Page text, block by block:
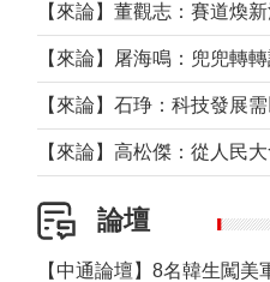
【來論】董觀志：賽道煥
論壇